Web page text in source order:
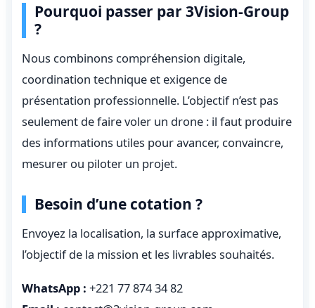
Pourquoi passer par 3Vision-Group
?
Nous combinons compréhension digitale,
coordination technique et exigence de
présentation professionnelle. L’objectif n’est pas
seulement de faire voler un drone : il faut produire
des informations utiles pour avancer, convaincre,
mesurer ou piloter un projet.
Besoin d’une cotation ?
Envoyez la localisation, la surface approximative,
l’objectif de la mission et les livrables souhaités.
WhatsApp : +221 77 874 34 82